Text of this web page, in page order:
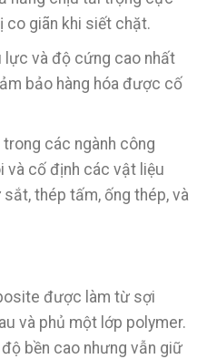
co giãn khi siết chặt.
và độ cứng cao nhất
bảo hàng hóa được cố
các ngành công
và cố định các vật liệu
thép tấm, ống thép, và
được làm từ sợi
và phủ một lớp polymer.
bền cao nhưng vẫn giữ